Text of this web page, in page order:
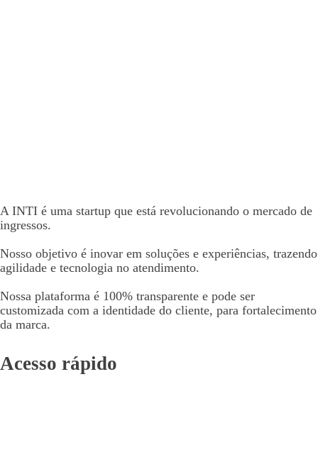
A INTI é uma startup que está revolucionando o mercado de
ingressos.
Nosso objetivo é inovar em soluções e experiências, trazendo
agilidade e tecnologia no atendimento.
Nossa plataforma é 100% transparente e pode ser
customizada com a identidade do cliente, para fortalecimento
da marca.
Acesso rápido